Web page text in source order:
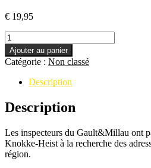
€ 19,95
quantité
de
Regional
Guide
of
Knokke-
2026-
2027
Ajouter au panier
Catégorie : Non classé
Description
Description
Les inspecteurs du Gault&Millau ont
Knokke-Heist à la recherche des
région.